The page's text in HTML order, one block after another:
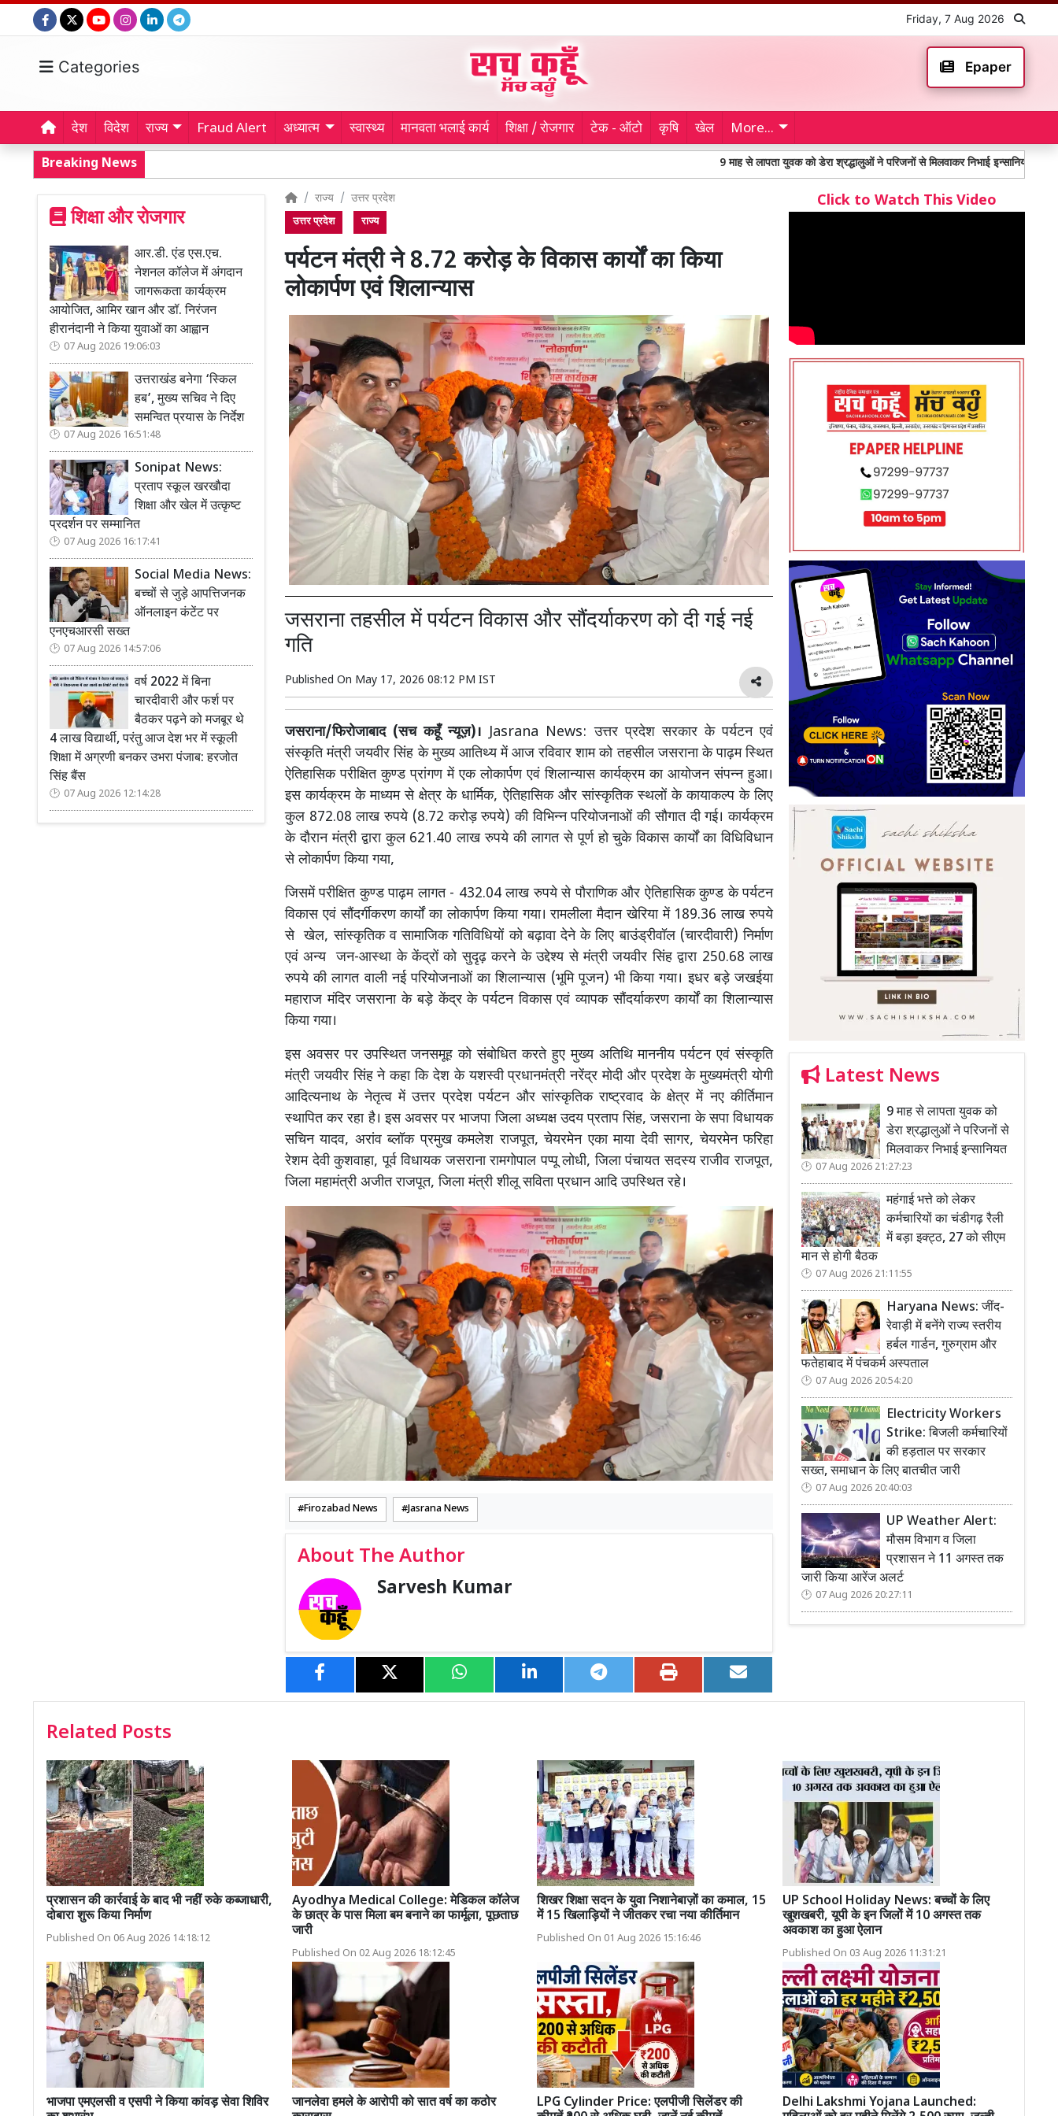
Friday, 7 Aug 2026
Categories Epaper
देश विदेश राज्य Fraud Alert अध्यात्म स्वास्थ्य मानवता भलाई कार्य शिक्षा / रोजगार टेक - ऑटो कृषि खेल More...
Breaking News 9 माह से लापता युवक को डेरा श्रद्धालुओं ने परिजनों से मिलवाकर निभाई इन्सानियत महंगाई भत्ते
शिक्षा और रोजगार
आर.डी. एंड एस.एच.
नेशनल कॉलेज में अंगदान
जागरूकता कार्यक्रम
आयोजित, आमिर खान और डॉ. निरंजन
हीरानंदानी ने किया युवाओं का आह्वान
07 Aug 2026 19:06:03
उत्तराखंड बनेगा ‘स्किल
हब’, मुख्य सचिव ने दिए
समन्वित प्रयास के निर्देश
07 Aug 2026 16:51:48
Sonipat News:
प्रताप स्कूल खरखौदा
शिक्षा और खेल में उत्कृष्ट
प्रदर्शन पर सम्मानित
07 Aug 2026 16:17:41
Social Media News:
बच्चों से जुड़े आपत्तिजनक
ऑनलाइन कंटेंट पर
एनएचआरसी सख्त
07 Aug 2026 14:57:06
वर्ष 2022 में बिना
चारदीवारी और फर्श पर
बैठकर पढ़ने को मजबूर थे
4 लाख विद्यार्थी, परंतु आज देश भर में स्कूली
शिक्षा में अग्रणी बनकर उभरा पंजाब: हरजोत
सिंह बैंस
07 Aug 2026 12:14:28
राज्य उत्तर प्रदेश
उत्तर प्रदेश राज्य
पर्यटन मंत्री ने 8.72 करोड़ के विकास कार्यों का किया
लोकार्पण एवं शिलान्यास
जसराना तहसील में पर्यटन विकास और सौंदर्याकरण को दी गई नई
गति
Published On May 17, 2026 08:12 PM IST
जसराना/फिरोजाबाद (सच कहूँ न्यूज़)। Jasrana News: उत्तर प्रदेश सरकार के पर्यटन एवं
संस्कृति मंत्री जयवीर सिंह के मुख्य आतिथ्य में आज रविवार शाम को तहसील जसराना के पाढ़म स्थित
ऐतिहासिक परीक्षित कुण्ड प्रांगण में एक लोकार्पण एवं शिलान्यास कार्यक्रम का आयोजन संपन्न हुआ।
इस कार्यक्रम के माध्यम से क्षेत्र के धार्मिक, ऐतिहासिक और सांस्कृतिक स्थलों के कायाकल्प के लिए
कुल 872.08 लाख रुपये (8.72 करोड़ रुपये) की विभिन्न परियोजनाओं की सौगात दी गई। कार्यक्रम
के दौरान मंत्री द्वारा कुल 621.40 लाख रुपये की लागत से पूर्ण हो चुके विकास कार्यों का विधिविधान
से लोकार्पण किया गया,
जिसमें परीक्षित कुण्ड पाढ़म लागत - 432.04 लाख रुपये से पौराणिक और ऐतिहासिक कुण्ड के पर्यटन
विकास एवं सौंदर्गीकरण कार्यों का लोकार्पण किया गया। रामलीला मैदान खेरिया में 189.36 लाख रुपये
से खेल, सांस्कृतिक व सामाजिक गतिविधियों को बढ़ावा देने के लिए बाउंड्रीवॉल (चारदीवारी) निर्माण
एवं अन्य जन-आस्था के केंद्रों को सुदृढ़ करने के उद्देश्य से मंत्री जयवीर सिंह द्वारा 250.68 लाख
रुपये की लागत वाली नई परियोजनाओं का शिलान्यास (भूमि पूजन) भी किया गया। इधर बड़े जखईया
महाराज मंदिर जसराना के बड़े केंद्र के पर्यटन विकास एवं व्यापक सौंदर्याकरण कार्यों का शिलान्यास
किया गया।
इस अवसर पर उपस्थित जनसमूह को संबोधित करते हुए मुख्य अतिथि माननीय पर्यटन एवं संस्कृति
मंत्री जयवीर सिंह ने कहा कि देश के यशस्वी प्रधानमंत्री नरेंद्र मोदी और प्रदेश के मुख्यमंत्री योगी
आदित्यनाथ के नेतृत्व में उत्तर प्रदेश पर्यटन और सांस्कृतिक राष्ट्रवाद के क्षेत्र में नए कीर्तिमान
स्थापित कर रहा है। इस अवसर पर भाजपा जिला अध्यक्ष उदय प्रताप सिंह, जसराना के सपा विधायक
सचिन यादव, अरांव ब्लॉक प्रमुख कमलेश राजपूत, चेयरमेन एका माया देवी सागर, चेयरमेन फरिहा
रेशम देवी कुशवाहा, पूर्व विधायक जसराना रामगोपाल पप्पू लोधी, जिला पंचायत सदस्य राजीव राजपूत,
जिला महामंत्री अजीत राजपूत, जिला मंत्री शीलू सविता प्रधान आदि उपस्थित रहे।
Firozabad News Jasrana News
About The Author
Sarvesh Kumar
Click to Watch This Video
Latest News
9 माह से लापता युवक को
डेरा श्रद्धालुओं ने परिजनों से
मिलवाकर निभाई इन्सानियत
07 Aug 2026 21:27:23
महंगाई भत्ते को लेकर
कर्मचारियों का चंडीगढ़ रैली
में बड़ा इक्ट्ठ, 27 को सीएम
मान से होगी बैठक
07 Aug 2026 21:11:55
Haryana News: जींद-
रेवाड़ी में बनेंगे राज्य स्तरीय
हर्बल गार्डन, गुरुग्राम और
फतेहाबाद में पंचकर्म अस्पताल
07 Aug 2026 20:54:20
Electricity Workers
Strike: बिजली कर्मचारियों
की हड़ताल पर सरकार
सख्त, समाधान के लिए बातचीत जारी
07 Aug 2026 20:40:03
UP Weather Alert:
मौसम विभाग व जिला
प्रशासन ने 11 अगस्त तक
जारी किया आरेंज अलर्ट
07 Aug 2026 20:27:11
Related Posts
प्रशासन की कार्रवाई के बाद भी नहीं रुके कब्जाधारी,
दोबारा शुरू किया निर्माण
Published On 06 Aug 2026 14:18:12
Ayodhya Medical College: मेडिकल कॉलेज
के छात्र के पास मिला बम बनाने का फार्मूला, पूछताछ
जारी
Published On 02 Aug 2026 18:12:45
शिखर शिक्षा सदन के युवा निशानेबाज़ों का कमाल, 15
में 15 खिलाड़ियों ने जीतकर रचा नया कीर्तिमान
Published On 01 Aug 2026 15:16:46
UP School Holiday News: बच्चों के लिए
खुशखबरी, यूपी के इन जिलों में 10 अगस्त तक
अवकाश का हुआ ऐलान
Published On 03 Aug 2026 11:31:21
भाजपा एमएलसी व एसपी ने किया कांवड़ सेवा शिविर
जानलेवा हमले के आरोपी को सात वर्ष का कठोर
LPG Cylinder Price: एलपीजी सिलेंडर की
Delhi Lakshmi Yojana Launched: